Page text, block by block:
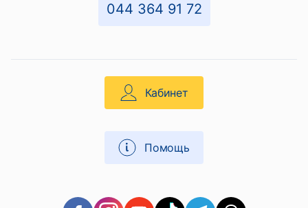
044 364 91 72
Кабинет
Помощь